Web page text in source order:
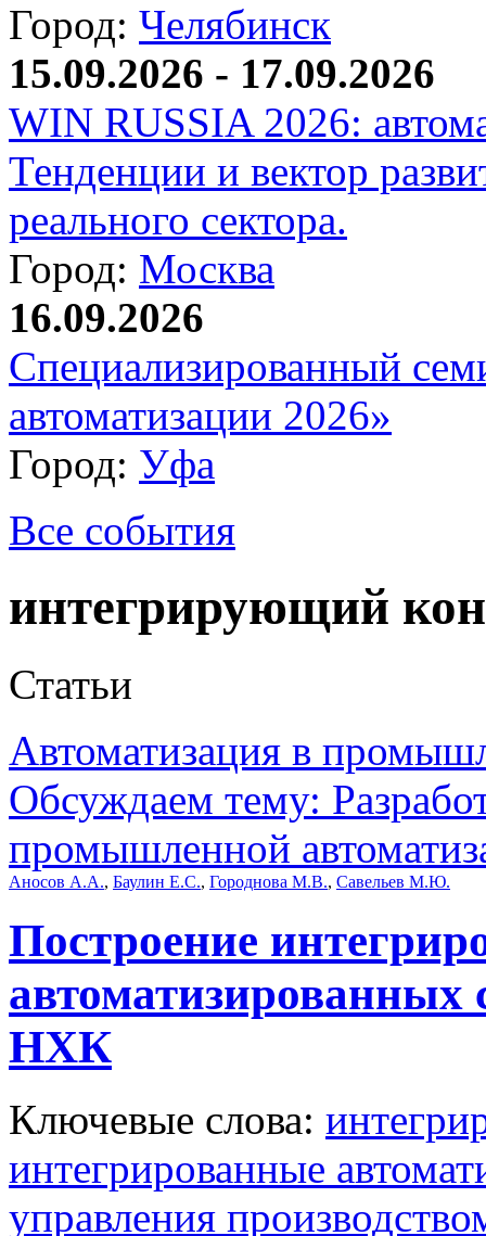
Город: Челябинск
15.09.2026 - 17.09.2026
WIN RUSSIA 2026:
Тенденции и вектор
реального сектора.
Город: Москва
16.09.2026
Специализированный
автоматизации 2026»
Город: Уфа
Все события
интегрирующий
Статьи
Автоматизация в
Обсуждаем тему:
промышленной
Аносов А.А., Баулин Е.С., Городнова М.В., Савельев М.Ю.
Построение
НХК
Ключевые слова:
интегрированные
управления